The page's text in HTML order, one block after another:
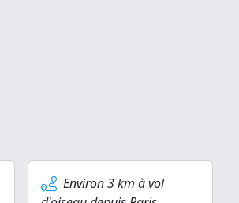
Environ 3 km à vol